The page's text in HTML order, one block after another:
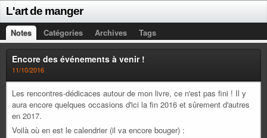
L'art de manger
Notes Catégories Archives Tags
Encore des événements à venir !
11/10/2016
Les rencontres-dédicaces autour de mon livre, ce n'est pas fini ! Il y
aura encore quelques occasions d'ici la fin 2016 et sûrement d'autres
en 2017.
Voilà où en est le calendrier (il va encore bouger) :